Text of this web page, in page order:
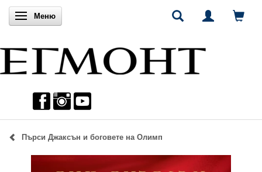
Включи навигацията
Меню
Пърси Джаксън и боговете на Олимп